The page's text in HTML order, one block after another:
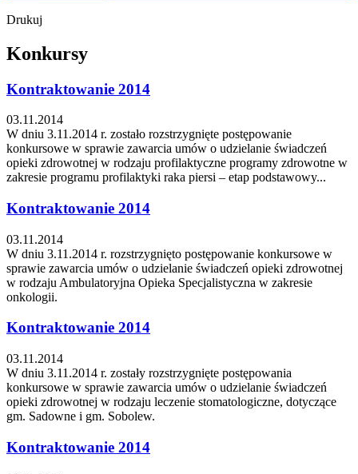
Drukuj
Konkursy
Kontraktowanie 2014
03.11.2014
W dniu 3.11.2014 r. zostało rozstrzygnięte postępowanie
konkursowe w sprawie zawarcia umów o udzielanie świadczeń
opieki zdrowotnej w rodzaju profilaktyczne programy zdrowotne w
zakresie programu profilaktyki raka piersi – etap podstawowy...
Kontraktowanie 2014
03.11.2014
W dniu 3.11.2014 r. rozstrzygnięto postępowanie konkursowe w
sprawie zawarcia umów o udzielanie świadczeń opieki zdrowotnej
w rodzaju Ambulatoryjna Opieka Specjalistyczna w zakresie
onkologii.
Kontraktowanie 2014
03.11.2014
W dniu 3.11.2014 r. zostały rozstrzygnięte postępowania
konkursowe w sprawie zawarcia umów o udzielanie świadczeń
opieki zdrowotnej w rodzaju leczenie stomatologiczne, dotyczące
gm. Sadowne i gm. Sobolew.
Kontraktowanie 2014